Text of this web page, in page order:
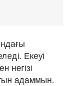
Екеуі
негізі
адаммын.